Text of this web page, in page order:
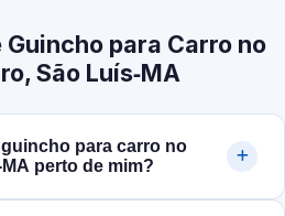
para Carro no
São Luís‑MA
para carro no
perto de mim?